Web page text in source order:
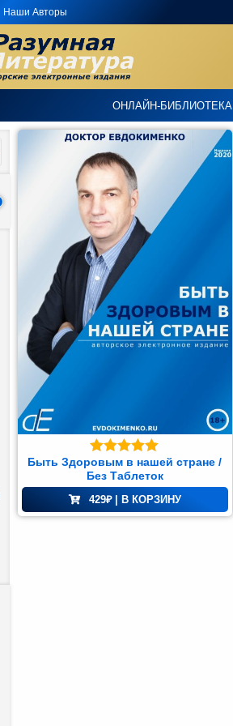
Наши Авторы
ОНЛАЙН-БИБЛИОТЕКА
Оценка 5.00
из 5
Быть Здоровым в нашей стране /
Без Таблеток
429₽ | В КОРЗИНУ